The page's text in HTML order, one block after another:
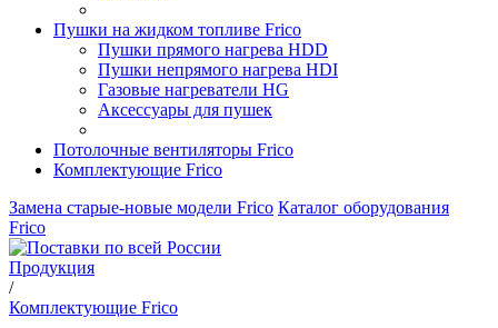
Пушки на жидком топливе Frico
Пушки прямого нагрева HDD
Пушки непрямого нагрева HDI
Газовые нагреватели HG
Аксессуары для пушек
Потолочные вентиляторы Frico
Комплектующие Frico
Замена старые-новые модели Frico Каталог оборудования
Frico
Продукция
/
Комплектующие Frico